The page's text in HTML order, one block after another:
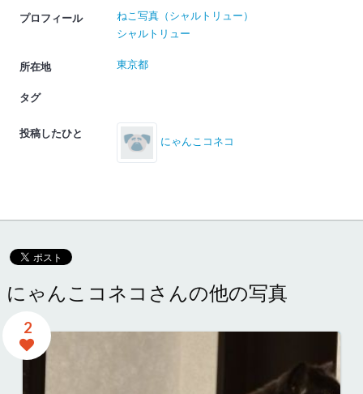
プロフィール
ねこ写真（シャルトリュー）
シャルトリュー
所在地 東京都
タグ
投稿したひと
にゃんこコネコ
にゃんこコネコさんの他の写真
2